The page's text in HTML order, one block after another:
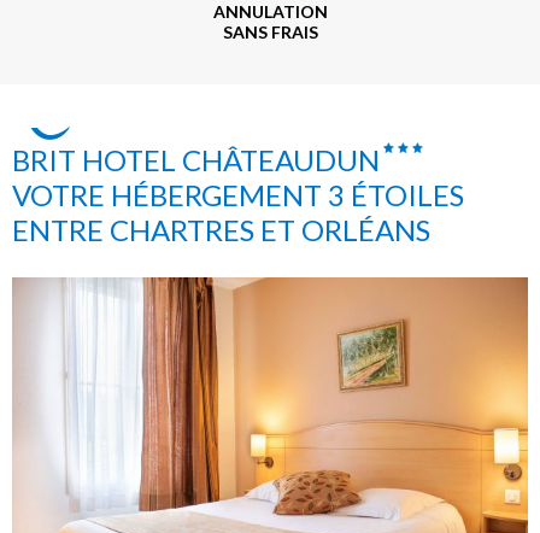
ANNULATION
SANS FRAIS
BRIT HOTEL CHÂTEAUDUN
VOTRE HÉBERGEMENT 3 ÉTOILES
ENTRE CHARTRES ET ORLÉANS